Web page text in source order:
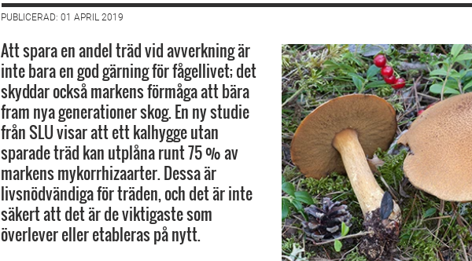
PUBLICERAD: 01 APRIL 2019
Att spara en andel träd vid avverkning är
inte bara en god gärning för fågellivet; det
skyddar också markens förmåga att bära
fram nya generationer skog. En ny studie
från SLU visar att ett kalhygge utan
sparade träd kan utplåna runt 75 % av
markens mykorrhizaarter. Dessa är
livsnödvändiga för träden, och det är inte
säkert att det är de viktigaste som
överlever eller etableras på nytt.